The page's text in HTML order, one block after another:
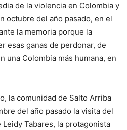
de la violencia en Colombia y
octubre del año pasado, en el
la memoria porque la
esas ganas de perdonar, de
una Colombia más humana, en
la comunidad de Salto Arriba
del año pasado la visita del
Tabares, la protagonista